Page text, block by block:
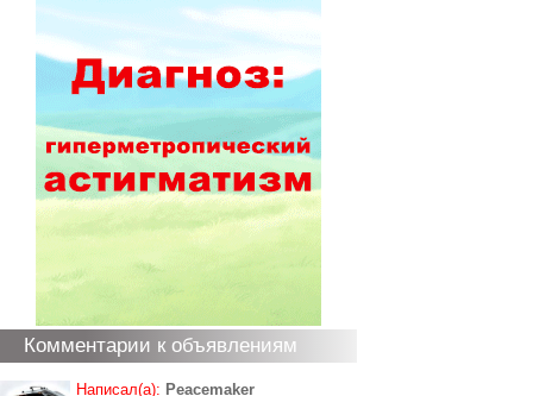
Комментарии к объявлениям
Написал(а): Peacemaker